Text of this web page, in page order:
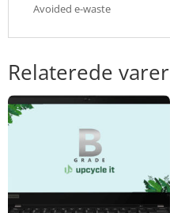
Avoided e-waste
Relaterede varer